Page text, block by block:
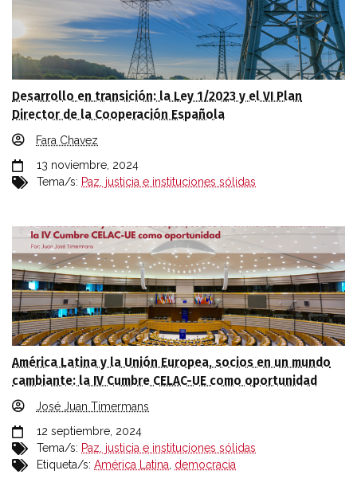
Desarrollo en transición: la Ley 1/2023 y el VI Plan
Director de la Cooperación Española
Fara Chavez
13 noviembre, 2024
Tema/s: Paz, justicia e instituciones sólidas
América Latina y la Unión Europea, socios en un mundo
cambiante: la IV Cumbre CELAC-UE como oportunidad
José Juan Timermans
12 septiembre, 2024
Tema/s: Paz, justicia e instituciones sólidas
Etiqueta/s: América Latina democracia